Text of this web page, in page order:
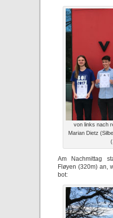
von links nach
Marian Dietz
Am Nachmittag
Fløyen (320m) an,
bot: